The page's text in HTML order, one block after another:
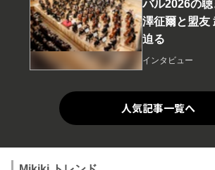
バル2026の
澤征爾と盟友
迫る
インタビュー
人気記事一覧へ